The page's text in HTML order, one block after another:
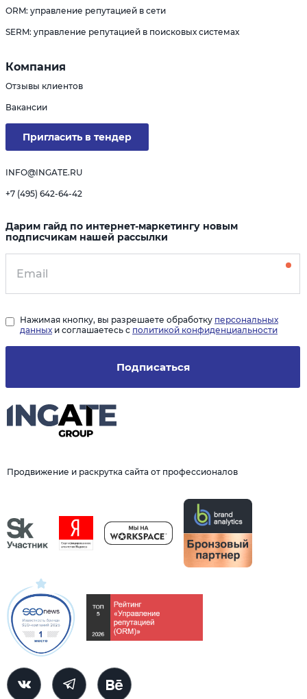
Продвижение и раскрутка сайта от профессионалов
ORM: управление репутацией в сети
SERM: управление репутацией в поисковых системах
Компания
Отзывы клиентов
Вакансии
Пригласить в тендер
INFO@INGATE.RU
+7 (495) 642-64-42
Дарим гайд по интернет-маркетингу новым
подписчикам нашей рассылки
Подписаться
Нажимая кнопку, вы разрешаете обработку персональных
данных и соглашаетесь с политикой конфиденциальности